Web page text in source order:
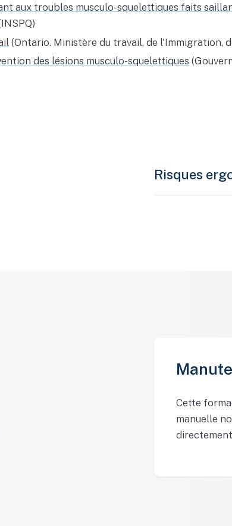
aux troubles musculo-squelettiques faits
(Ontario. Ministère du travail, de l'Immigration,
des lésions musculo-squelettiques
Risques
Cette
manuelle